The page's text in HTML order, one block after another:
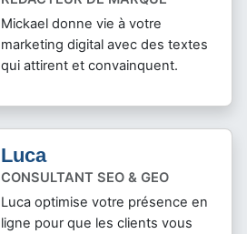
Mickael donne vie à votre
marketing digital avec des textes
qui attirent et convainquent.
Luca
CONSULTANT SEO & GEO
Luca optimise votre présence en
ligne pour que les clients vous